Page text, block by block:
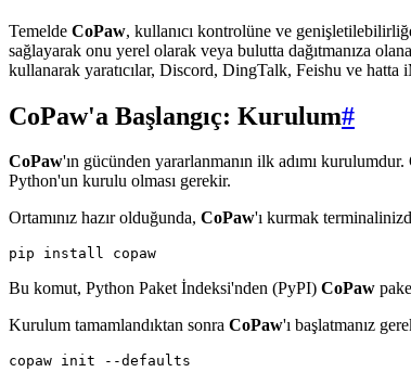
Temelde CoPaw, kullanıcı kontrolüne ve
sağlayarak onu yerel olarak veya bulutta dağıtmanıza
kullanarak yaratıcılar, Discord, DingTalk, Feishu ve hatta
CoPaw'a Başlangıç: Kurulum#
CoPaw'ın gücünden yararlanmanın ilk adımı
Python'un kurulu olması gerekir.
Ortamınız hazır olduğunda, CoPaw'ı kurmak
Bu komut, Python Paket İndeksi'nden (PyPI) CoPaw
Kurulum tamamlandıktan sonra CoPaw'ı başlatmanız